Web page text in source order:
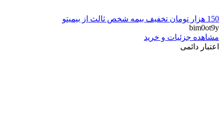
150 هزار تومان تخفیف بیمه شخص ثالث از بیمیتو
bim0ot9y
مشاهده جزئیات و خرید
اعتبار دائمی